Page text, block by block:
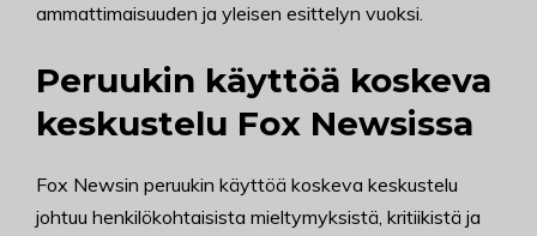
ammattimaisuuden ja yleisen esittelyn vuoksi.
Peruukin käyttöä koskeva
keskustelu Fox Newsissa
Fox Newsin peruukin käyttöä koskeva keskustelu
johtuu henkilökohtaisista mieltymyksistä, kritiikistä ja